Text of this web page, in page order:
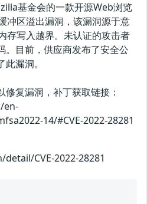
基金会的一款开源Web浏览
冲区溢出漏洞，该漏洞源于意
存写入越界。未认证的攻击者
。目前，供应商发布了安全公
漏洞。
复漏洞，补丁获取链接：
en-
14/#CVE-2022-28281
CVE-2022-28281